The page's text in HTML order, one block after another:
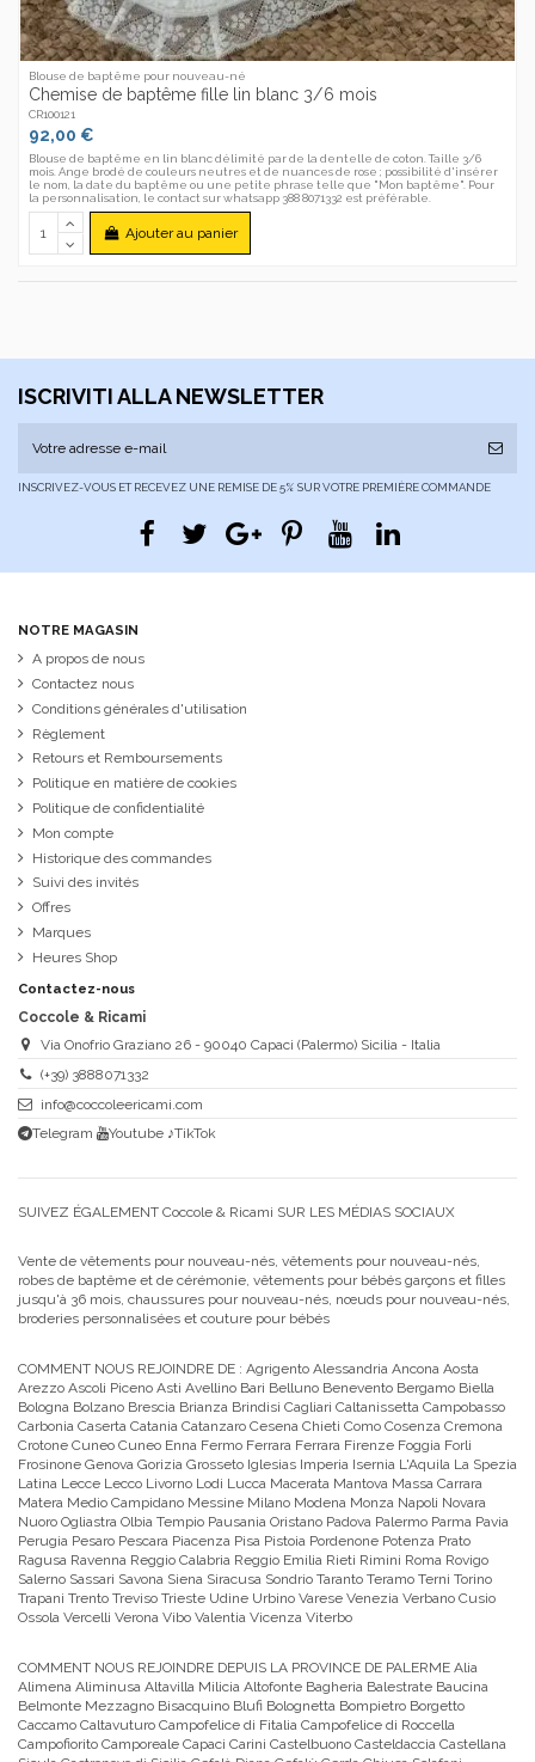
Blouse de baptême pour nouveau-né
Chemise de baptême fille lin blanc 3/6 mois
CR100121
92,00 €
Blouse de baptême en lin blanc délimité par de la dentelle de coton. Taille 3/6
mois. Ange brodé de couleurs neutres et de nuances de rose ; possibilité d'insérer
le nom, la date du baptême ou une petite phrase telle que "Mon baptême". Pour
la personnalisation, le contact sur whatsapp 388 8071332 est préférable.
Ajouter au panier
ISCRIVITI ALLA NEWSLETTER
INSCRIVEZ-VOUS ET RECEVEZ UNE REMISE DE 5% SUR VOTRE PREMIÈRE COMMANDE
NOTRE MAGASIN
A propos de nous
Contactez nous
Conditions générales d'utilisation
Règlement
Retours et Remboursements
Politique en matière de cookies
Politique de confidentialité
Mon compte
Historique des commandes
Suivi des invités
Offres
Marques
Heures Shop
Contactez-nous
Coccole & Ricami
Via Onofrio Graziano 26 - 90040 Capaci (Palermo) Sicilia - Italia
(+39) 3888071332
info@coccoleericami.com
Telegram
Youtube ♪TikTok
SUIVEZ ÉGALEMENT Coccole & Ricami SUR LES MÉDIAS SOCIAUX
Vente de vêtements pour nouveau-nés, vêtements pour nouveau-nés,
robes de baptême et de cérémonie, vêtements pour bébés garçons et filles
jusqu'à 36 mois, chaussures pour nouveau-nés, nœuds pour nouveau-nés,
broderies personnalisées et couture pour bébés
COMMENT NOUS REJOINDRE DE : Agrigento Alessandria Ancona Aosta
Arezzo Ascoli Piceno Asti Avellino Bari Belluno Benevento Bergamo Biella
Bologna Bolzano Brescia Brianza Brindisi Cagliari Caltanissetta Campobasso
Carbonia Caserta Catania Catanzaro Cesena Chieti Como Cosenza Cremona
Crotone Cuneo Cuneo Enna Fermo Ferrara Ferrara Firenze Foggia Forli
Frosinone Genova Gorizia Grosseto Iglesias Imperia Isernia L'Aquila La Spezia
Latina Lecce Lecco Livorno Lodi Lucca Macerata Mantova Massa Carrara
Matera Medio Campidano Messine Milano Modena Monza Napoli Novara
Nuoro Ogliastra Olbia Tempio Pausania Oristano Padova Palermo Parma Pavia
Perugia Pesaro Pescara Piacenza Pisa Pistoia Pordenone Potenza Prato
Ragusa Ravenna Reggio Calabria Reggio Emilia Rieti Rimini Roma Rovigo
Salerno Sassari Savona Siena Siracusa Sondrio Taranto Teramo Terni Torino
Trapani Trento Treviso Trieste Udine Urbino Varese Venezia Verbano Cusio
Ossola Vercelli Verona Vibo Valentia Vicenza Viterbo
COMMENT NOUS REJOINDRE DEPUIS LA PROVINCE DE PALERME Alia
Alimena Aliminusa Altavilla Milicia Altofonte Bagheria Balestrate Baucina
Belmonte Mezzagno Bisacquino Blufi Bolognetta Bompietro Borgetto
Caccamo Caltavuturo Campofelice di Fitalia Campofelice di Roccella
Campofiorito Camporeale Capaci Carini Castelbuono Casteldaccia Castellana